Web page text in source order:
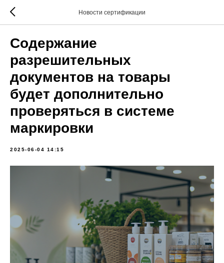
Новости сертификации
Содержание
разрешительных
документов на товары
будет дополнительно
проверяться в системе
маркировки
2025-06-04 14:15